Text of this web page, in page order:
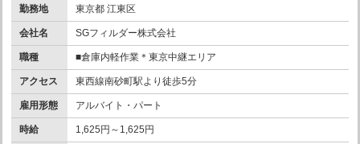
勤務地 東京都 江東区
会社名 SGフィルダー株式会社
職種 ■倉庫内軽作業＊東京中継エリア
アクセス 東西線南砂町駅より徒歩5分
雇用形態 アルバイト・パート
時給 1,625円～1,625円